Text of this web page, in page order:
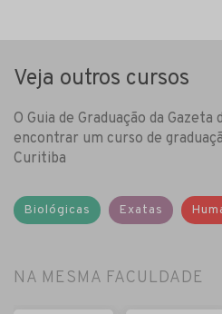
Veja outros cursos
O Guia de Graduação da Gazeta
encontrar um curso de
Curitiba
Biológicas Exatas
NA MESMA FACULDADE